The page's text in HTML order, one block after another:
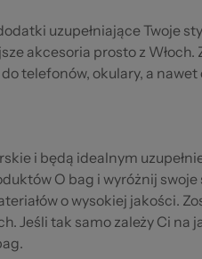
uzupełniające Twoje
akcesoria prosto z
telefonów, okulary, a
i będą idealnym
O bag i wyróżnij
o wysokiej jakości.
Jeśli tak samo zależy Ci na